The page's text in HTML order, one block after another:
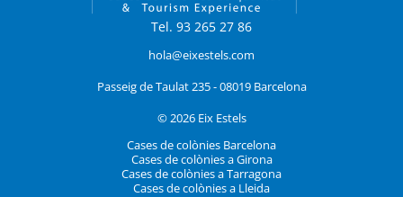
Tel. 93 265 27 86
hola@eixestels.com
Passeig de Taulat 235 - 08019 Barcelona
© 2026 Eix Estels
Cases de colònies Barcelona
Cases de colònies a Girona
Cases de colònies a Tarragona
Cases de colònies a Lleida